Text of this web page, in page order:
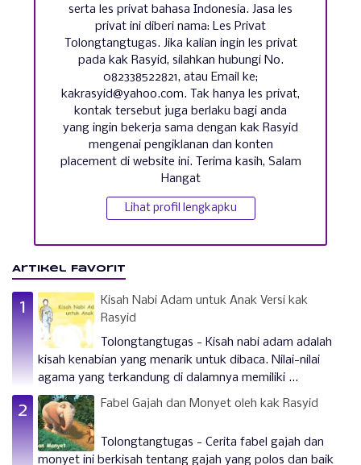
serta les privat bahasa Indonesia. Jasa les
privat ini diberi nama: Les Privat
Tolongtangtugas. Jika kalian ingin les privat
pada kak Rasyid, silahkan hubungi No.
082338522821, atau Email ke;
kakrasyid@yahoo.com. Tak hanya les privat,
kontak tersebut juga berlaku bagi anda
yang ingin bekerja sama dengan kak Rasyid
mengenai pengiklanan dan konten
placement di website ini. Terima kasih, Salam
Hangat
Lihat profil lengkapku
Artikel Favorit
Kisah Nabi Adam untuk Anak Versi kak
Rasyid
Tolongtangtugas - Kisah nabi adam adalah
kisah kenabian yang menarik untuk dibaca. Nilai-nilai
agama yang terkandung di dalamnya memiliki ...
Fabel Gajah dan Monyet oleh kak Rasyid
Tolongtangtugas - Cerita fabel gajah dan
monyet ini berkisah tentang gajah yang polos dan baik